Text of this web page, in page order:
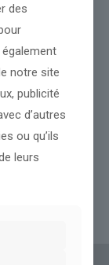
des
notre site
publicité
d’autres
ou qu’ils
leurs